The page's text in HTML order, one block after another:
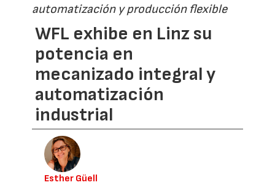
automatización y producción flexible
WFL exhibe en Linz su
potencia en
mecanizado integral y
automatización
industrial
Esther Güell